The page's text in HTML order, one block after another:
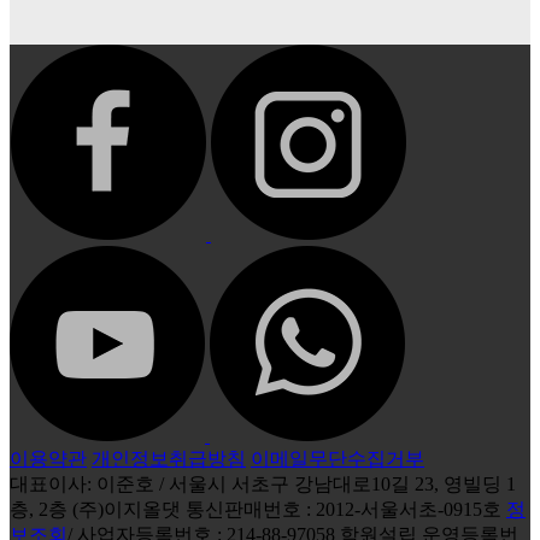
이용약관 개인정보취급방침 이메일무단수집거부
대표이사: 이준호 / 서울시 서초구 강남대로10길 23, 영빌딩 1
층, 2층 (주)이지올댓 통신판매번호 : 2012-서울서초-0915호 정
보조회 / 사업자등록번호 : 214-88-97058 학원설립 운영등록번